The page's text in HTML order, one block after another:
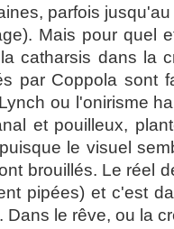
parfois
Mais pour
catharsis dans la
par Coppola sont
ou l'onirisme
et pouilleux,
le visuel
brouillés. Le réel
pipées) et c'est
le rêve, ou la